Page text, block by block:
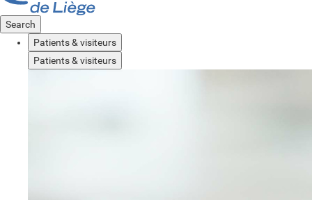
Search
Patients & visiteurs
Patients & visiteurs